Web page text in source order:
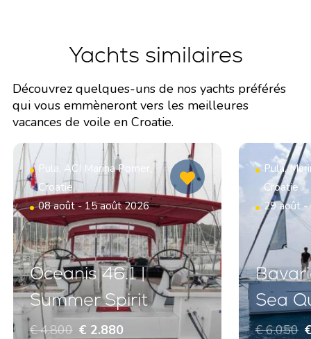
Yachts similaires
Découvrez quelques-uns de nos yachts préférés
qui vous emmèneront vers les meilleures
vacances de voile en Croatie.
Pula, ACI Marina Pomer,
Croatie
08 août - 15 août 2026
Oceanis 46.1 |
Summer Spirit
€ 4.800 € 2.880
Pula,
Croatie
29 août -
Sea
€ 6.050